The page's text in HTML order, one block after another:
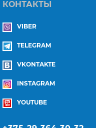
КОНТАКТЫ
VIBER
TELEGRAM
VKONTAKTE
INSTAGRAM
YOUTUBE